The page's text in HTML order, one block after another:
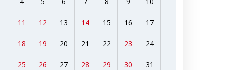
11 12 13 14 15 16 17
18 19 20 21 22 23 24
25 26 27 28 29 30 31